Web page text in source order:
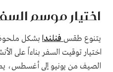
اختيار موسم
يتنوع طقس فنلندا بشكل
اختيار توقيت السفر بناءاً على
الصيف من يونيو إلى أغسطس،